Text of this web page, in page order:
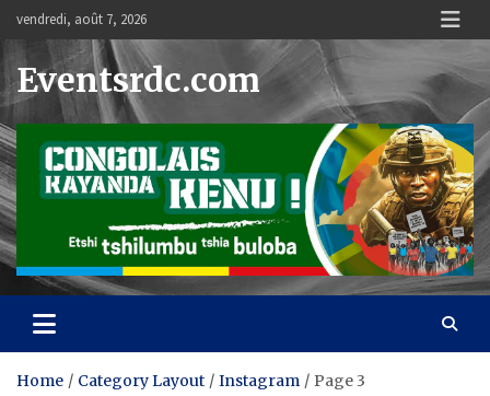
content
vendredi, août 7, 2026
Eventsrdc.com
Home Category Layout Instagram Page 3